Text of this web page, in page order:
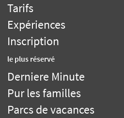
Tarifs
Expériences
Inscription
le plus réservé
Derniere Minute
Pur les familles
Parcs de vacances